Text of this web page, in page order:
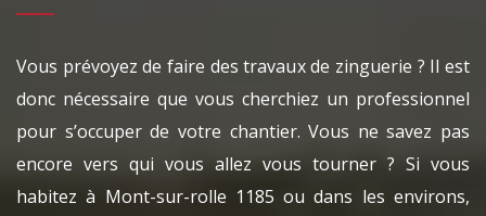
Vous prévoyez de faire des travaux de zinguerie ? Il est
donc nécessaire que vous cherchiez un professionnel
pour s’occuper de votre chantier. Vous ne savez pas
encore vers qui vous allez vous tourner ? Si vous
habitez à Mont-sur-rolle 1185 ou dans les environs,